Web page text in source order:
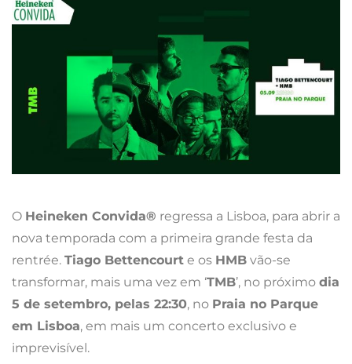
O Heineken Convida® regressa a Lisboa, para abrir a
nova temporada com a primeira grande festa da
rentrée. Tiago Bettencourt e os HMB vão-se
transformar, mais uma vez em ‘TMB’, no próximo dia
5 de setembro, pelas 22:30, no Praia no Parque
em Lisboa, em mais um concerto exclusivo e
imprevisível.